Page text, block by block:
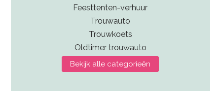
Feesttenten-verhuur
Trouwauto
Trouwkoets
Oldtimer trouwauto
Bekijk alle categorieën